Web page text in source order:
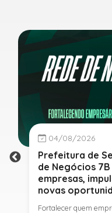
04/08/2026
Prefeitura de
de Negócios
empresas,
novas
Fortalecer quem